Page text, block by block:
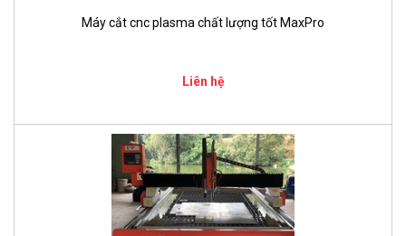
Máy cắt cnc plasma chất lượng tốt MaxPro
Liên hệ